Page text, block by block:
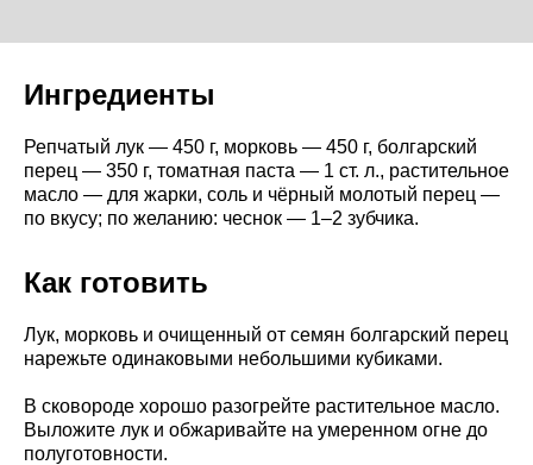
Ингредиенты
Репчатый лук — 450 г, морковь — 450 г, болгарский
перец — 350 г, томатная паста — 1 ст. л., растительное
масло — для жарки, соль и чёрный молотый перец —
по вкусу; по желанию: чеснок — 1–2 зубчика.
Как готовить
Лук, морковь и очищенный от семян болгарский перец
нарежьте одинаковыми небольшими кубиками.
В сковороде хорошо разогрейте растительное масло.
Выложите лук и обжаривайте на умеренном огне до
полуготовности.